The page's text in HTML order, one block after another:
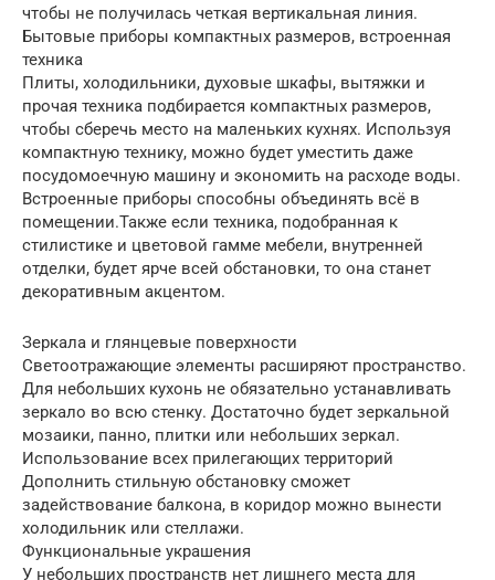
чтобы не получилась четкая вертикальная линия.
Бытовые приборы компактных размеров, встроенная
техника
Плиты, холодильники, духовые шкафы, вытяжки и
прочая техника подбирается компактных размеров,
чтобы сберечь место на маленьких кухнях. Используя
компактную технику, можно будет уместить даже
посудомоечную машину и экономить на расходе воды.
Встроенные приборы способны объединять всё в
помещении.Также если техника, подобранная к
стилистике и цветовой гамме мебели, внутренней
отделки, будет ярче всей обстановки, то она станет
декоративным акцентом.
Зеркала и глянцевые поверхности
Светоотражающие элементы расширяют пространство.
Для небольших кухонь не обязательно устанавливать
зеркало во всю стенку. Достаточно будет зеркальной
мозаики, панно, плитки или небольших зеркал.
Использование всех прилегающих территорий
Дополнить стильную обстановку сможет
задействование балкона, в коридор можно вынести
холодильник или стеллажи.
Функциональные украшения
У небольших пространств нет лишнего места для